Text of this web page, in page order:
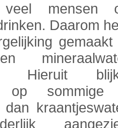
mensen
Daarom
Hieruit
op sommige